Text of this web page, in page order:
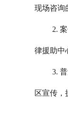
现场咨询
2.
律援助中
3.
区宣传，